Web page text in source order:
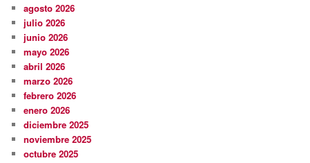
agosto 2026
julio 2026
junio 2026
mayo 2026
abril 2026
marzo 2026
febrero 2026
enero 2026
diciembre 2025
noviembre 2025
octubre 2025